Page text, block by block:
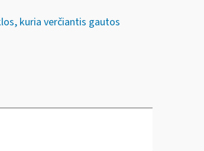
kuria verčiantis gautos